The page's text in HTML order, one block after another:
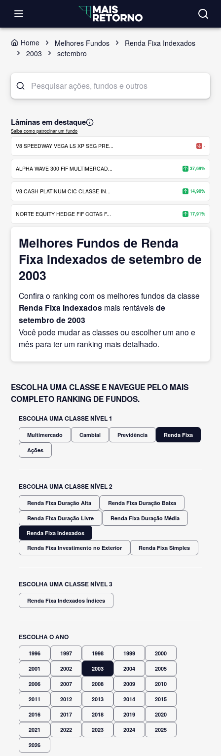
Home Melhores Fundos
Renda Fixa Indexados
2003
setembro
Lâminas em destaque
Saiba como patrocinar um fundo
V8 SPEEDWAY VEGA LS XP SEG PRE... -
ALPHA WAVE 300 FIF MULTIMERCAD... 37,69%
V8 CASH PLATINUM CIC CLASSE IN... 14,90%
NORTE EQUITY HEDGE FIF COTAS F... 17,91%
Melhores Fundos de Renda
Fixa Indexados de setembro de
2003
Confira o ranking com os melhores fundos da classe
Renda Fixa Indexados mais rentáveisde
setembro de 2003
Você pode mudar as classes ou escolher um ano e
mês para ter um ranking mais detalhado.
ESCOLHA UMA CLASSE E NAVEGUE PELO MAIS
COMPLETO RANKING DE FUNDOS.
ESCOLHA UMA CLASSE NÍVEL 1
Multimercado Cambial Previdência Renda Fixa
Ações
ESCOLHA UMA CLASSE NÍVEL 2
Renda Fixa Duração Alta Renda Fixa Duração Baixa
Renda Fixa Duração Livre
Renda Fixa Duração Média
Renda Fixa Indexados
Renda Fixa Investimento no Exterior
Renda Fixa Simples
ESCOLHA UMA CLASSE NÍVEL 3
Renda Fixa Indexados Índices
ESCOLHA O ANO
1996 1997 1998 1999 2000
2001 2002 2003 2004 2005
2006 2007 2008 2009 2010
2011 2012 2013 2014 2015
2016 2017 2018 2019 2020
2021 2022 2023 2024 2025
2026